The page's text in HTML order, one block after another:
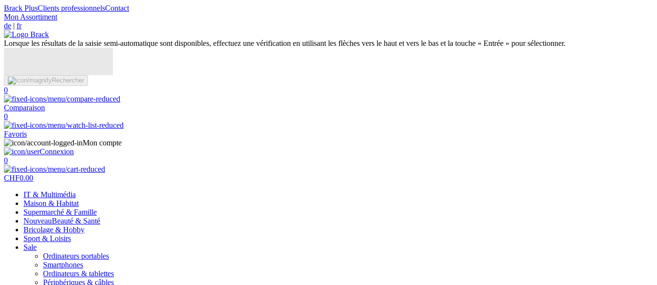
Brack PlusClients professionnelsContact
Mon Assortiment
de | fr
Lorsque les résultats de la saisie semi-automatique sont disponibles, effectuez une vérification en utilisant les flèches vers le haut et vers le bas et la touche « Entrée » pour sélectionner.
Rechercher
0
Comparaison
0
Favoris
Mon compte
Connexion
0
CHF0.00
IT & Multimédia
Maison & Habitat
Supermarché & Famille
NouveauBeauté & Santé
Bricolage & Hobby
Sport & Loisirs
Sale
Ordinateurs portables
Smartphones
Ordinateurs & tablettes
Périphériques & câbles